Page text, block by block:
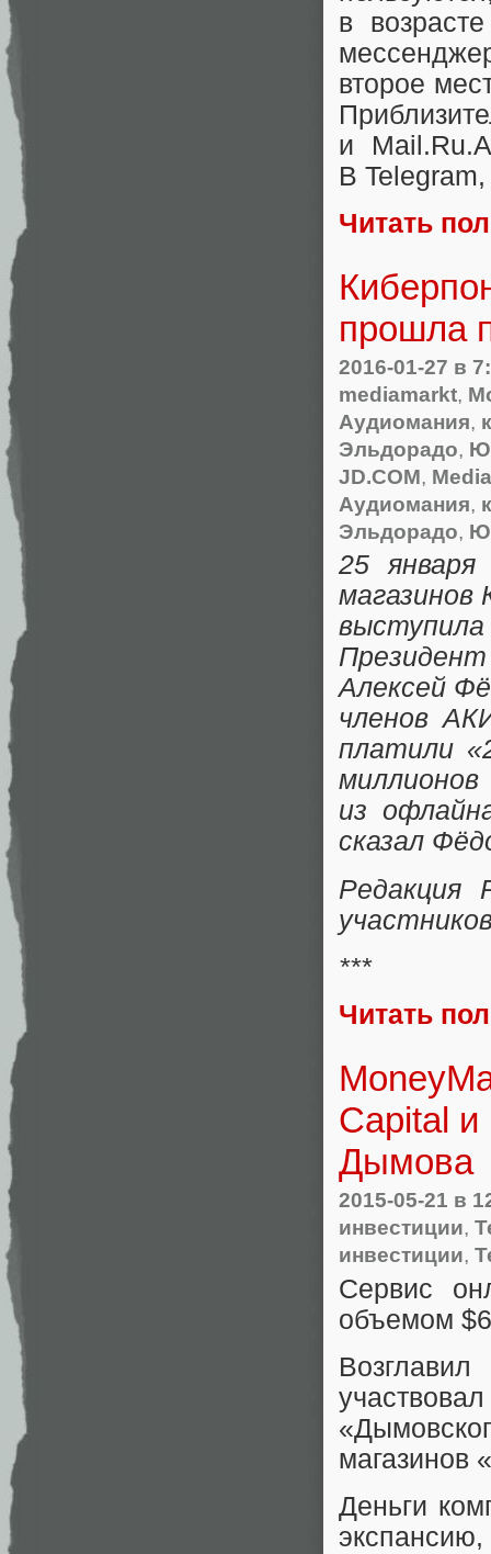
в
второе
и
В Telegram,
Читать
прошла
2016-01-27 в
mediamarkt,
Аудиомания,
Эльдорадо,
JD.COM,
Аудиомания,
Эльдорадо,
25 января
магазинов
Алексей
членов
платили
из
сказал
Редакция
***
Читать
Capital и
Дымова
2015-05-21 в
инвестиции,
инвестиции,
Сервис
объемом
«
магазинов «
Деньги
экспансию,